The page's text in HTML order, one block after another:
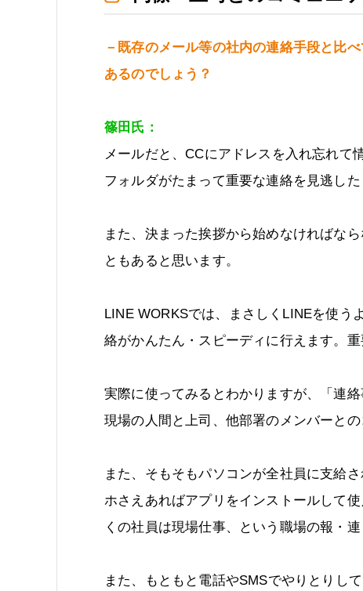
－既存のメール等の社内の連絡手段と比
あるのでしょう？
篠田氏：
メールだと、CCにアドレスを入れ忘れて
フォルダがたまって重要な連絡を見逃し
また、決まった挨拶から始めなければな
ともあると思います。
LINE WORKSでは、まさしくLINEを使う
絡がかんたん・スピーディに行えます。
実際に使ってみるとわかりますが、「連
現場の人間と上司、他部署のメンバーと
また、そもそもパソコンが全社員に支給
ホさえあればアプリをインストールして
くの社員は現場仕事、という職場の報・
また、もともと電話やSMSでやりとりし